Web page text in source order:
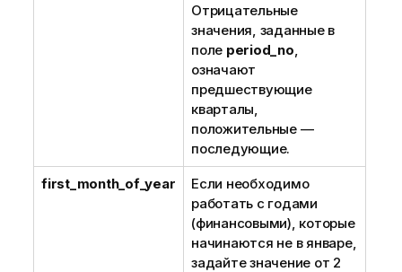
Отрицательные
значения, заданные в
поле period_no,
означают
предшествующие
кварталы,
положительные —
последующие.
first_month_of_year
Если необходимо
работать с годами
(финансовыми), которые
начинаются не в январе,
задайте значение от 2